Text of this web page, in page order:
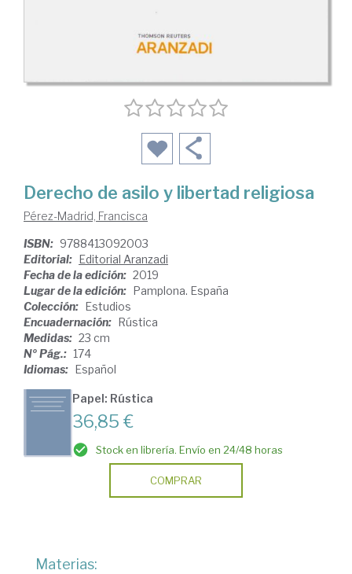
Derecho de asilo y libertad religiosa
Pérez-Madrid, Francisca
ISBN: 9788413092003
Editorial: Editorial Aranzadi
Fecha de la edición: 2019
Lugar de la edición: Pamplona. España
Colección: Estudios
Encuadernación: Rústica
Medidas: 23 cm
Nº Pág.: 174
Idiomas: Español
Papel: Rústica
36,85 €
Stock en librería. Envío en 24/48 horas
COMPRAR
Materias: